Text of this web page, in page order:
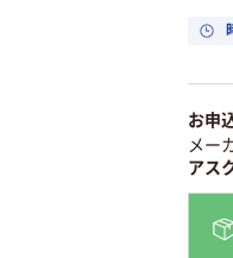
お申
メー
アス